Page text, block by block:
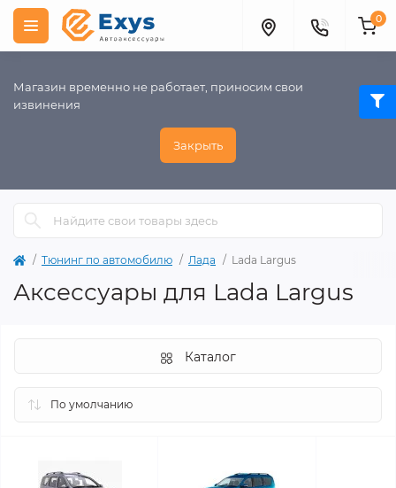
Магазин временно не работает, приносим свои
извинения
Закрыть
0
Тюнинг по автомобилю Лада Lada Largus
Аксессуары для Lada Largus
Каталог